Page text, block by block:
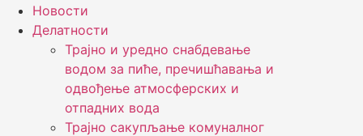
Новости
Делатности
Трајно и уредно снабдевање
водом за пиће, пречишћавања и
одвођење атмосферских и
отпадних вода
Трајно сакупљање комуналног